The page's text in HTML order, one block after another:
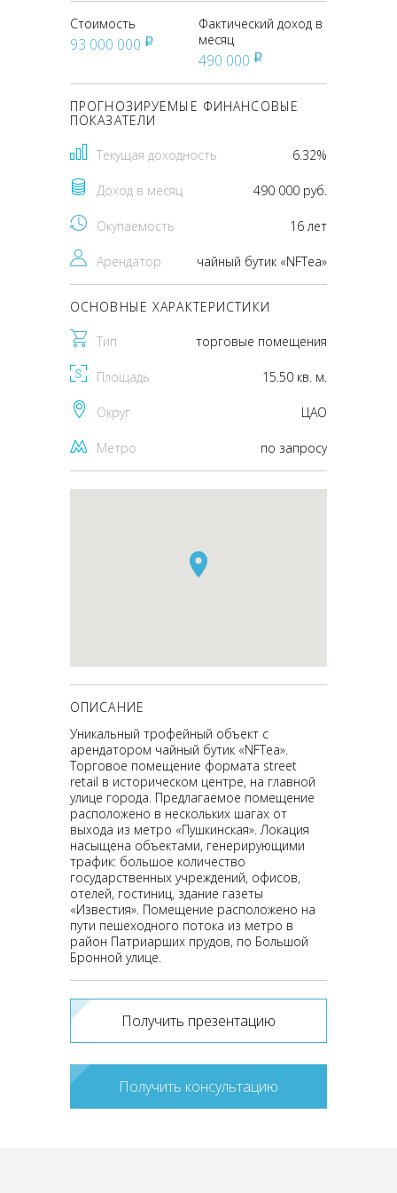
Стоимость
93 000 000 pуб
Фактический доход в
месяц
490 000 pуб
ПРОГНОЗИРУЕМЫЕ ФИНАНСОВЫЕ
ПОКАЗАТЕЛИ
Текущая доходность 6.32%
Доход в месяц 490 000 руб.
Окупаемость 16 лет
Арендатор чайный бутик «NFTea»
ОСНОВНЫЕ ХАРАКТЕРИСТИКИ
Тип торговые помещения
Площадь 15.50 кв. м.
Округ ЦАО
Метро по запросу
ОПИСАНИЕ
Уникальный трофейный объект с
арендатором чайный бутик «NFTea».
Торговое помещение формата street
retail в историческом центре, на главной
улице города. Предлагаемое помещение
расположено в нескольких шагах от
выхода из метро «Пушкинская». Локация
насыщена объектами, генерирующими
трафик: большое количество
государственных учреждений, офисов,
отелей, гостиниц, здание газеты
«Известия». Помещение расположено на
пути пешеходного потока из метро в
район Патриарших прудов, по Большой
Бронной улице.
Получить презентацию
Получить консультацию